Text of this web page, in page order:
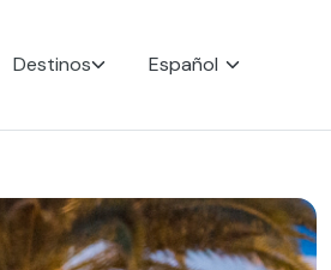
Destinos Español